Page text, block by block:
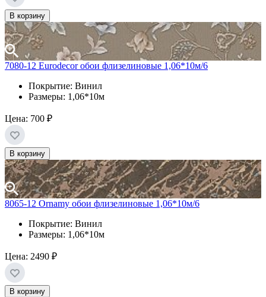
В корзину
7080-12 Eurodecor обои флизелиновые 1,06*10м/6
Покрытие: Винил
Размеры: 1,06*10м
Цена: 700 ₽
В корзину
8065-12 Ornamy обои флизелиновые 1,06*10м/6
Покрытие: Винил
Размеры: 1,06*10м
Цена: 2490 ₽
В корзину